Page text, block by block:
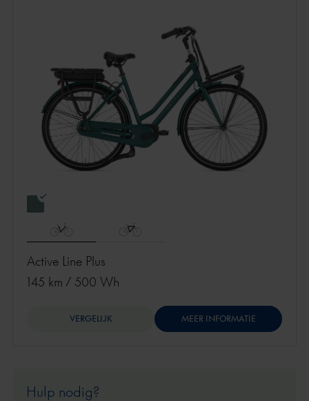
Active Line Plus
145 km / 500 Wh
VERGELIJK MEER INFORMATIE
Hulp nodig?